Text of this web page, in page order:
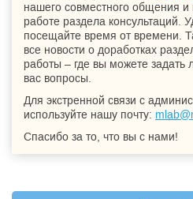
нашего совместного общения и
работе раздела консультаций.
посещайте время от времени.
все новости о доработках
работы – где вы можете
вас вопросы.
Для экстренной связи с
используйте нашу почту:
Спасибо за то, что вы с нами!